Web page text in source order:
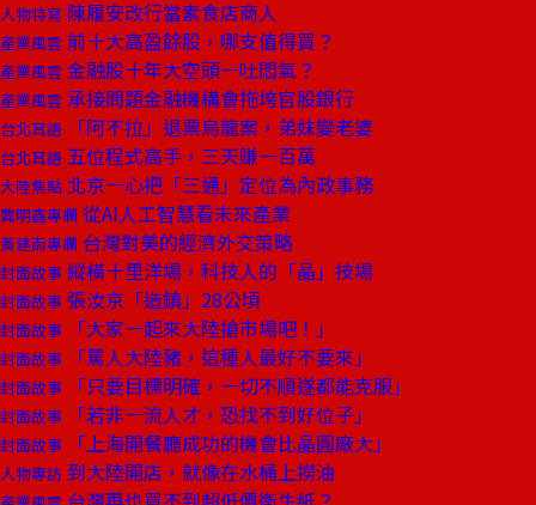
人物特寫 陳履安改行當素食店商人
產業風雲 前十大高盈餘股，哪支值得買？
產業風雲 金融股十年大空頭一吐悶氣？
產業風雲 承接問題金融機構會拖垮官股銀行
台北耳語 「阿不拉」退票烏龍案，弟妹變老婆
台北耳語 五位程式高手，三天賺一百萬
大陸焦點 北京一心把「三通」定位為內政事務
龔明鑫專欄 從AI人工智慧看未來產業
黃建南專欄 台灣對美的經濟外交策略
封面故事 縱橫十里洋場，科技人的「晶」技場
封面故事 張汝京「造鎮」28公頃
封面故事 「大家一起來大陸搶市場吧！」
封面故事 「罵人大陸豬，這種人最好不要來」
封面故事 「只要目標明確，一切不順遂都能克服」
封面故事 「若非一流人才，恐找不到好位子」
封面故事 「上海開餐廳成功的機會比晶圓廠大」
人物專訪 到大陸開店，就像在水桶上撈油